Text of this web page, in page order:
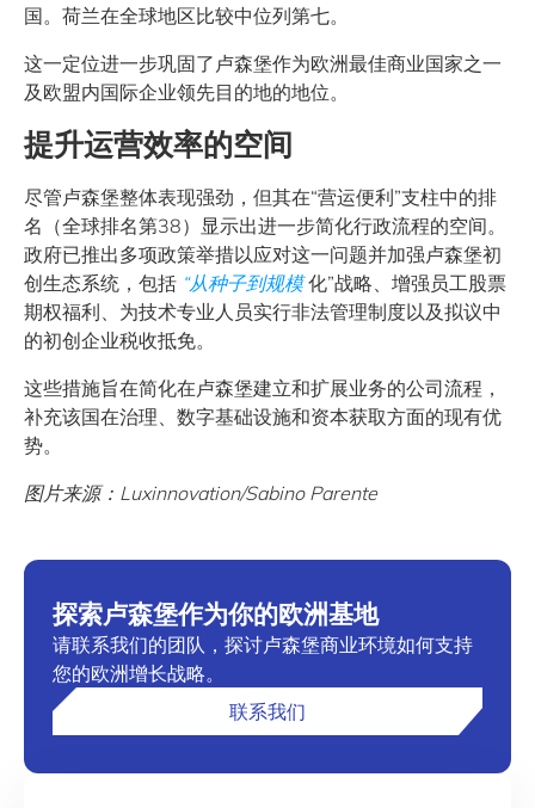
国。荷兰在全球地区比较中位列第七。
这一定位进一步巩固了卢森堡作为欧洲最佳商业国家之一
及欧盟内国际企业领先目的地的地位。
提升运营效率的空间
尽管卢森堡整体表现强劲，但其在“营运便利”支柱中的排
名（全球排名第38）显示出进一步简化行政流程的空间。
政府已推出多项政策举措以应对这一问题并加强卢森堡初
创生态系统，包括 “从种子到规模化”战略、增强员工股票
期权福利、为技术专业人员实行非法管理制度以及拟议中
的初创企业税收抵免。
这些措施旨在简化在卢森堡建立和扩展业务的公司流程，
补充该国在治理、数字基础设施和资本获取方面的现有优
势。
图片来源：Luxinnovation/Sabino Parente
探索卢森堡作为你的欧洲基地
请联系我们的团队，探讨卢森堡商业环境如何支持
您的欧洲增长战略。
联系我们